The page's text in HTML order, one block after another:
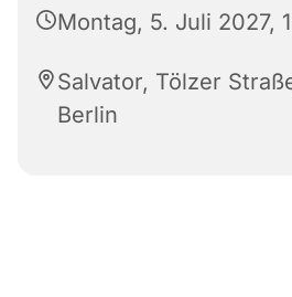
Montag, 5. Juli 2027,
Salvator, Tölzer
Berlin